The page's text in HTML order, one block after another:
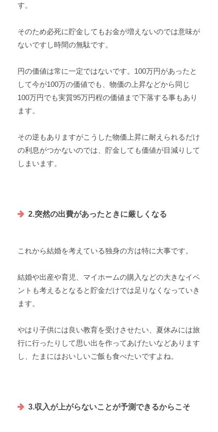
す。
そのため必死に貯金してもお金が増えないのでは意味が
ないですし時間の無駄です。
円の価値は常に一定ではないです。100万円があったと
して今が100万の価値でも、物価の上昇などから同じ
100万円でも実質95万円程の価値まで下落する事もあり
ます。
その逆もありますがこうした物価上昇に耐えられるだけ
の利息がつかないのでは、貯金しても価値が目減りして
しまいます。
2.突然の出費があったときに厳しくなる
これから結婚を考えている独身の方は特に大事です。
結婚や出産や育児、マイホームの購入などの大きなイベ
ントも考えるとなると貯金だけでは足りなくなっていき
ます。
やはり子供には良い教育を受けさせたい、夏休みには旅
行に行ったりして思い出を作ってあげたいなどあります
し、たまにはおいしいご飯も食べたいですよね。
3.収入が上がらないことが予測できるからこそ